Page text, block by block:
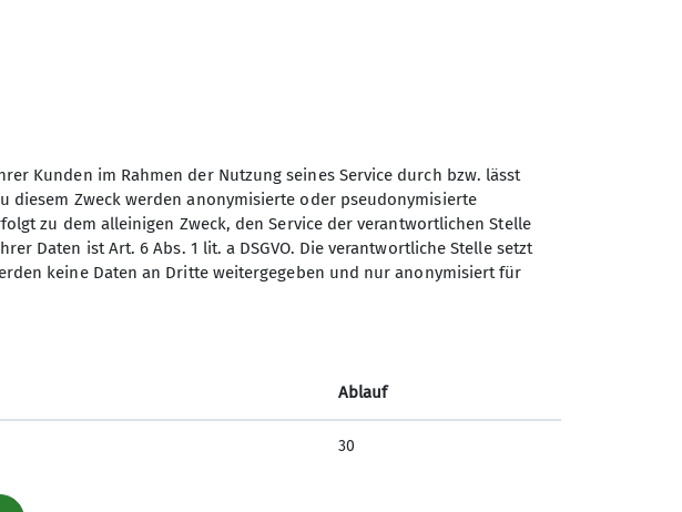
Sektion Teisendorf des
Deutschen Alpenvereins e.V.
Kunden im Rahmen der Nutzung seines Service durch bzw. lässt
Zweck werden anonymisierte oder pseudonymisierte
zu dem alleinigen Zweck, den Service der verantwortlichen Stelle
Daten ist Art. 6 Abs. 1 lit. a DSGVO. Die verantwortliche Stelle setzt
keine Daten an Dritte weitergegeben und nur anonymisiert für
Ablauf
30